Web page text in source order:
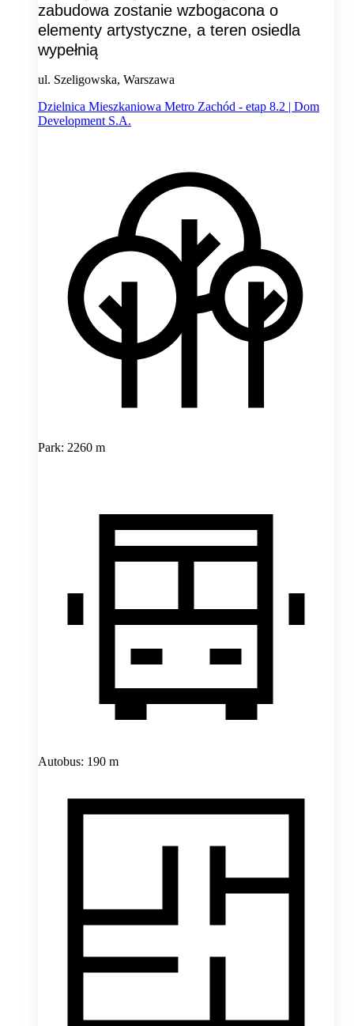
zabudowa zostanie wzbogacona o
elementy artystyczne, a teren osiedla
wypełnią
ul. Szeligowska, Warszawa
Dzielnica Mieszkaniowa Metro Zachód - etap 8.2 | Dom
Development S.A.
Park: 2260 m
Autobus: 190 m